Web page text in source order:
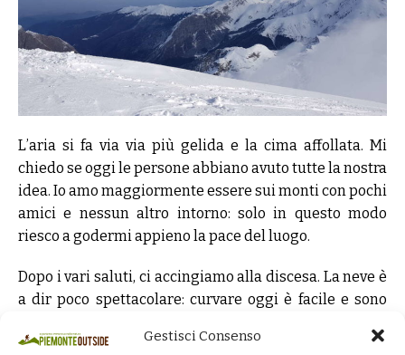
Gestisci Consenso
L’aria si fa via via più gelida e la cima affollata. Mi
chiedo se oggi le persone abbiano avuto tutte la nostra
idea. Io amo maggiormente essere sui monti con pochi
amici e nessun altro intorno: solo in questo modo
riesco a godermi appieno la pace del luogo.
Dopo i vari saluti, ci accingiamo alla discesa. La neve è
a dir poco spettacolare: curvare oggi è facile e sono
faccio skialp, sento di divertirmi veramente in discesa.